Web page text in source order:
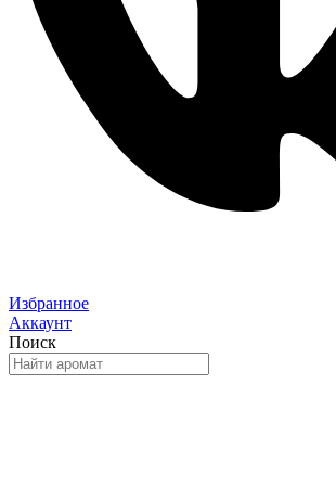
Избранное
Аккаунт
Поиск